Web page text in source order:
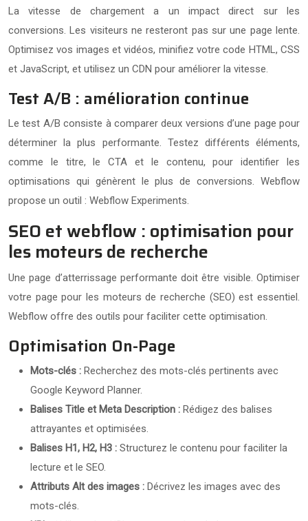
La vitesse de chargement a un impact direct sur les
conversions. Les visiteurs ne resteront pas sur une page lente.
Optimisez vos images et vidéos, minifiez votre code HTML, CSS
et JavaScript, et utilisez un CDN pour améliorer la vitesse.
Test A/B : amélioration continue
Le test A/B consiste à comparer deux versions d’une page pour
déterminer la plus performante. Testez différents éléments,
comme le titre, le CTA et le contenu, pour identifier les
optimisations qui génèrent le plus de conversions. Webflow
propose un outil : Webflow Experiments.
SEO et webflow : optimisation pour
les moteurs de recherche
Une page d’atterrissage performante doit être visible. Optimiser
votre page pour les moteurs de recherche (SEO) est essentiel.
Webflow offre des outils pour faciliter cette optimisation.
Optimisation On-Page
Mots-clés : Recherchez des mots-clés pertinents avec
Google Keyword Planner.
Balises Title et Meta Description : Rédigez des balises
attrayantes et optimisées.
Balises H1, H2, H3 : Structurez le contenu pour faciliter la
lecture et le SEO.
Attributs Alt des images : Décrivez les images avec des
mots-clés.